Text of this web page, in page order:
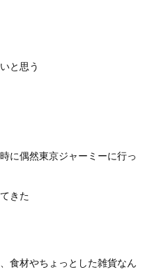
と思う
に偶然東京ジャーミーに行っ
きた
食材やちょっとした雑貨なん